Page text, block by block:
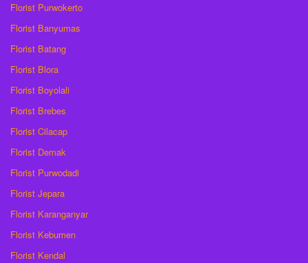
Florist Purwokerto
Florist Banyumas
Florist Batang
Florist Blora
Florist Boyolali
Florist Brebes
Florist Cilacap
Florist Demak
Florist Purwodadi
Florist Jepara
Florist Karanganyar
Florist Kebumen
Florist Kendal